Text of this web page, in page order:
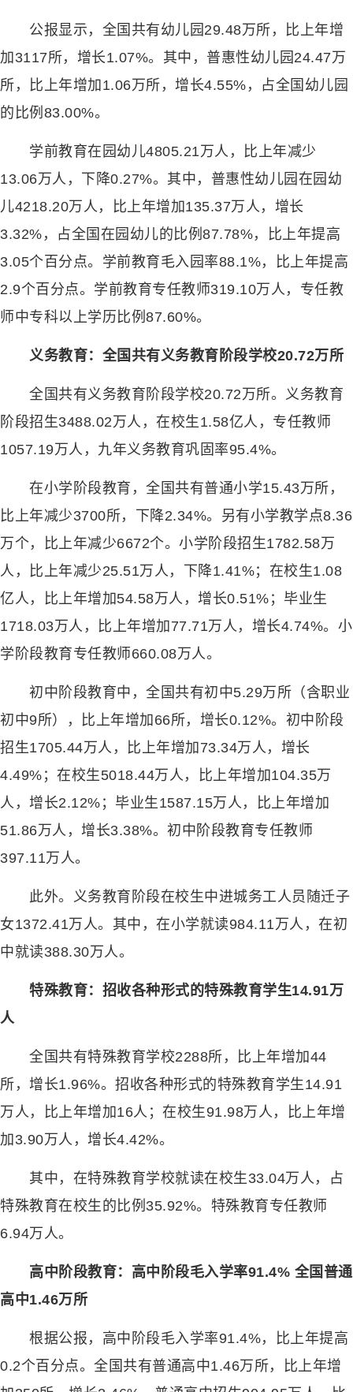
公报显示，全国共有幼儿园29.48万所，比上年增
加3117所，增长1.07%。其中，普惠性幼儿园24.47万
所，比上年增加1.06万所，增长4.55%，占全国幼儿园
的比例83.00%。
学前教育在园幼儿4805.21万人，比上年减少
13.06万人，下降0.27%。其中，普惠性幼儿园在园幼
儿4218.20万人，比上年增加135.37万人，增长
3.32%，占全国在园幼儿的比例87.78%，比上年提高
3.05个百分点。学前教育毛入园率88.1%，比上年提高
2.9个百分点。学前教育专任教师319.10万人，专任教
师中专科以上学历比例87.60%。
义务教育：全国共有义务教育阶段学校20.72万所
全国共有义务教育阶段学校20.72万所。义务教育
阶段招生3488.02万人，在校生1.58亿人，专任教师
1057.19万人，九年义务教育巩固率95.4%。
在小学阶段教育，全国共有普通小学15.43万所，
比上年减少3700所，下降2.34%。另有小学教学点8.36
万个，比上年减少6672个。小学阶段招生1782.58万
人，比上年减少25.51万人，下降1.41%；在校生1.08
亿人，比上年增加54.58万人，增长0.51%；毕业生
1718.03万人，比上年增加77.71万人，增长4.74%。小
学阶段教育专任教师660.08万人。
初中阶段教育中，全国共有初中5.29万所（含职业
初中9所），比上年增加66所，增长0.12%。初中阶段
招生1705.44万人，比上年增加73.34万人，增长
4.49%；在校生5018.44万人，比上年增加104.35万
人，增长2.12%；毕业生1587.15万人，比上年增加
51.86万人，增长3.38%。初中阶段教育专任教师
397.11万人。
此外。义务教育阶段在校生中进城务工人员随迁子
女1372.41万人。其中，在小学就读984.11万人，在初
中就读388.30万人。
特殊教育：招收各种形式的特殊教育学生14.91万
人
全国共有特殊教育学校2288所，比上年增加44
所，增长1.96%。招收各种形式的特殊教育学生14.91
万人，比上年增加16人；在校生91.98万人，比上年增
加3.90万人，增长4.42%。
其中，在特殊教育学校就读在校生33.04万人，占
特殊教育在校生的比例35.92%。特殊教育专任教师
6.94万人。
高中阶段教育：高中阶段毛入学率91.4% 全国普通
高中1.46万所
根据公报，高中阶段毛入学率91.4%，比上年提高
0.2个百分点。全国共有普通高中1.46万所，比上年增